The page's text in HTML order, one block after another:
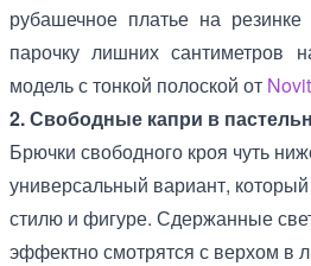
рубашечное платье на резинке
парочку лишних сантиметров
модель с тонкой полоской от
2. Свободные капри в
Брючки свободного кроя чуть
универсальный вариант,
стилю и фигуре. Сдержанные
эффектно смотрятся с верхом в